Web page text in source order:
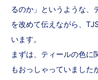
るのか」というような、
を改めて伝えながら、
います。
まずは、ティールの色に
もおっしゃっていました